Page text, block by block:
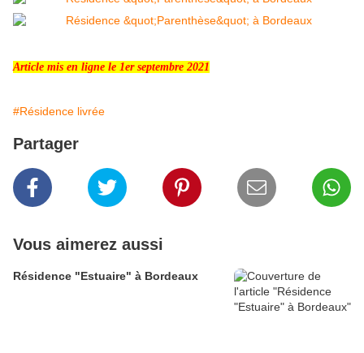
Article mis en ligne le 1er septembre 2021
#Résidence livrée
Partager
Vous aimerez aussi
Résidence "Estuaire" à Bordeaux